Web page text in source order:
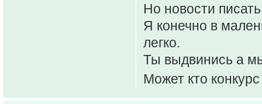
Но новости
Я конечно в
легко.
Ты выдвинись а
Может кто